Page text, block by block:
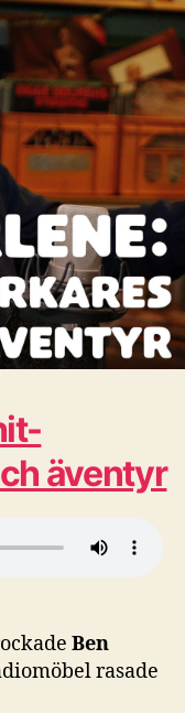
äventyr
Ben
rasade